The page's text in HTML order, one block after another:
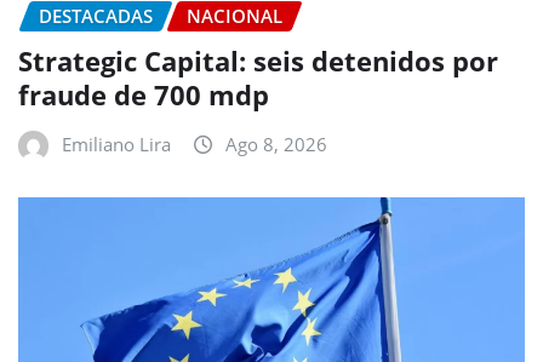
DESTACADAS NACIONAL
Strategic Capital: seis detenidos por
fraude de 700 mdp
Emiliano Lira Ago 8, 2026